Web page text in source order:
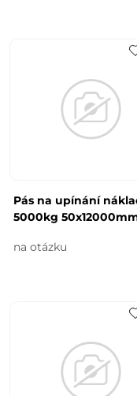
Pás na upínání
5000kg
na otázku